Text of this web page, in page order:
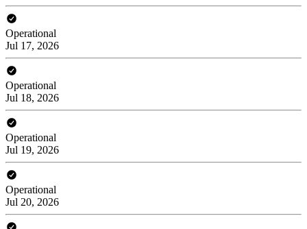
Operational
Jul 17, 2026
Operational
Jul 18, 2026
Operational
Jul 19, 2026
Operational
Jul 20, 2026